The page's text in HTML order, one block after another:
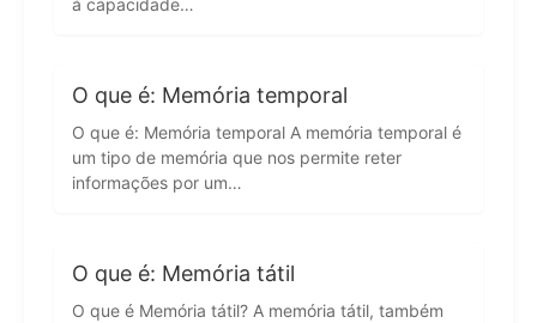
à capacidade…
O que é: Memória temporal
O que é: Memória temporal A memória temporal é
um tipo de memória que nos permite reter
informações por um…
O que é: Memória tátil
O que é Memória tátil? A memória tátil, também